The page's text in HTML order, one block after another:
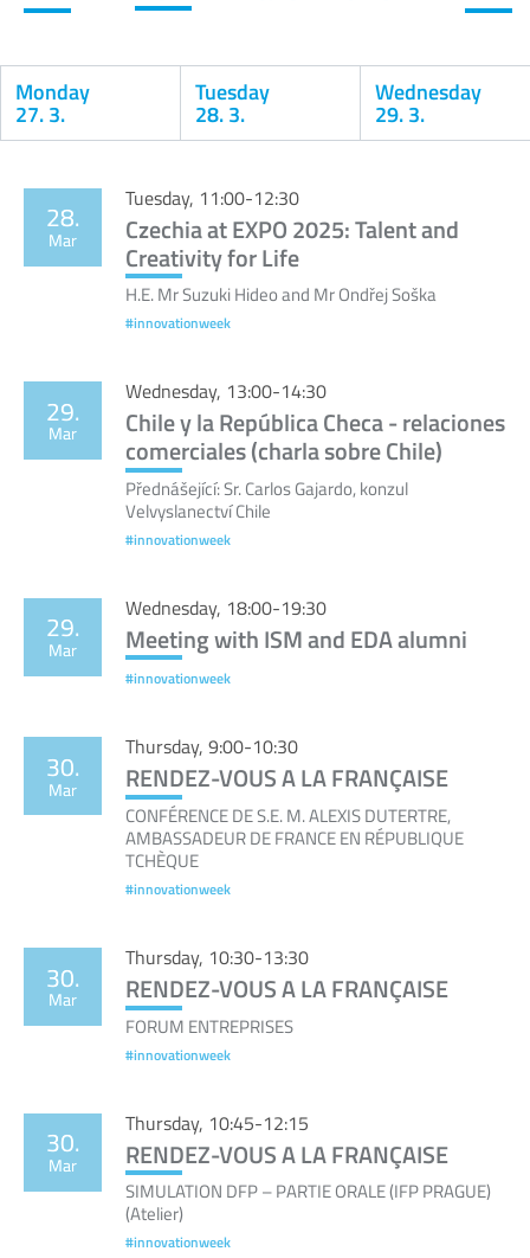
Monday
27. 3.
Tuesday
28. 3.
Wednesday
29. 3.
Calendar
28.
Mar
Tuesday, 11:00-12:30
Czechia at EXPO 2025: Talent and
Creativity for Life
H.E. Mr Suzuki Hideo and Mr Ondřej Soška
#innovationweek
29.
Mar
Wednesday, 13:00-14:30
Chile y la República Checa - relaciones
comerciales (charla sobre Chile)
Přednášející: Sr. Carlos Gajardo, konzul
Velvyslanectví Chile
#innovationweek
29.
Mar
Wednesday, 18:00-19:30
Meeting with ISM and EDA alumni
#innovationweek
30.
Mar
Thursday, 9:00-10:30
RENDEZ-VOUS A LA FRANÇAISE
CONFÉRENCE DE S.E. M. ALEXIS DUTERTRE,
AMBASSADEUR DE FRANCE EN RÉPUBLIQUE
TCHÈQUE
#innovationweek
30.
Mar
Thursday, 10:30-13:30
RENDEZ-VOUS A LA FRANÇAISE
FORUM ENTREPRISES
#innovationweek
30.
Mar
Thursday, 10:45-12:15
RENDEZ-VOUS A LA FRANÇAISE
SIMULATION DFP – PARTIE ORALE (IFP PRAGUE)
(Atelier)
#innovationweek